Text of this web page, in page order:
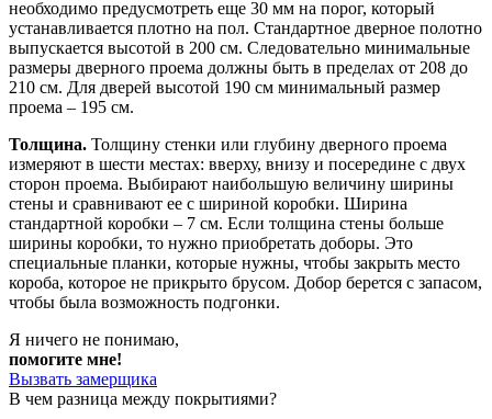
необходимо предусмотреть еще 30 мм на порог, который
устанавливается плотно на пол. Стандартное дверное полотно
выпускается высотой в 200 см. Следовательно минимальные
размеры дверного проема должны быть в пределах от 208 до
210 см. Для дверей высотой 190 см минимальный размер
проема – 195 см.
Толщина. Толщину стенки или глубину дверного проема
измеряют в шести местах: вверху, внизу и посередине с двух
сторон проема. Выбирают наибольшую величину ширины
стены и сравнивают ее с шириной коробки. Ширина
стандартной коробки – 7 см. Если толщина стены больше
ширины коробки, то нужно приобретать доборы. Это
специальные планки, которые нужны, чтобы закрыть место
короба, которое не прикрыто брусом. Добор берется с запасом,
чтобы была возможность подгонки.
Я ничего не понимаю,
помогите мне!
Вызвать замерщика
В чем разница между покрытиями?